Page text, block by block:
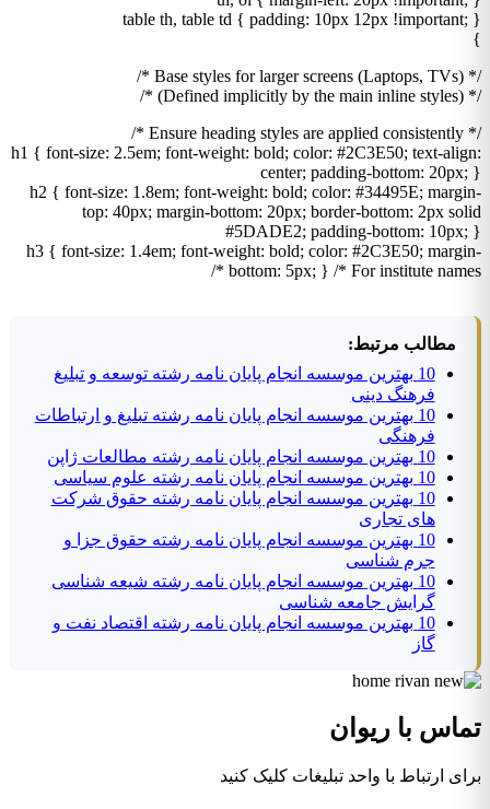
table th, table td { padding: 10px 12px !important; }
}
/* Base styles for larger screens (Laptops, TVs) */
/* (Defined implicitly by the main inline styles) */
/* Ensure heading styles are applied consistently */
h1 { font-size: 2.5em; font-weight: bold; color: #2C3E50; text-align:
center; padding-bottom: 20px; }
h2 { font-size: 1.8em; font-weight: bold; color: #34495E; margin-
top: 40px; margin-bottom: 20px; border-bottom: 2px solid
#5DADE2; padding-bottom: 10px; }
h3 { font-size: 1.4em; font-weight: bold; color: #2C3E50; margin-
bottom: 5px; } /* For institute names */
مطالب مرتبط:
10 بهترین موسسه انجام پایان نامه رشته توسعه و تبلیغ
فرهنگ دینی
10 بهترین موسسه انجام پایان نامه رشته تبلیغ و ارتباطات
فرهنگی
10 بهترین موسسه انجام پایان نامه رشته مطالعات ژاپن
10 بهترین موسسه انجام پایان نامه رشته علوم سیاسی
10 بهترین موسسه انجام پایان نامه رشته حقوق شرکت
های تجاری
10 بهترین موسسه انجام پایان نامه رشته حقوق جزا و
جرم شناسی
10 بهترین موسسه انجام پایان نامه رشته شیعه شناسی
گرایش جامعه شناسی
10 بهترین موسسه انجام پایان نامه رشته اقتصاد نفت و
گاز
تماس با ریوان
برای ارتباط با واحد تبلیغات کلیک کنید